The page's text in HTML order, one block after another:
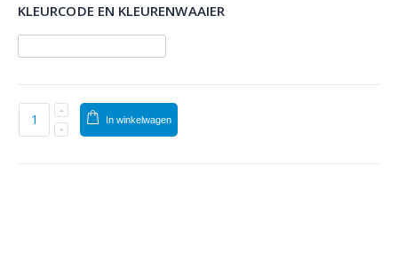
KLEURCODE EN KLEURENWAAIER
In winkelwagen